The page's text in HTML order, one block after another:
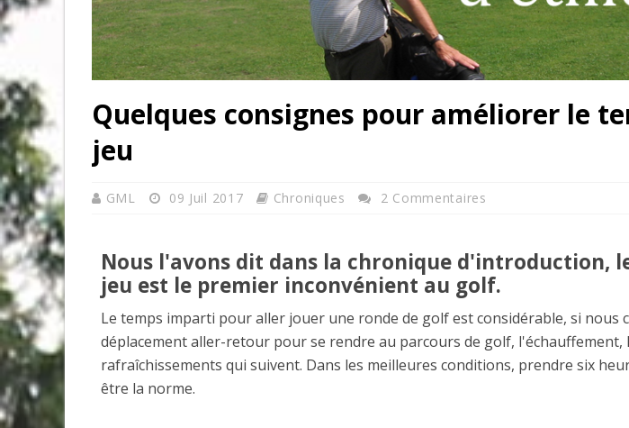
Quelques consignes pour améliorer le
jeu
GML 09 Juil 2017 Chroniques 2 Commentaires
Nous l'avons dit dans la chronique d'introduction,
jeu est le premier inconvénient au golf.
Le temps imparti pour aller jouer une ronde de golf est considérable, si nous
déplacement aller-retour pour se rendre au parcours de golf, l'échauffement,
rafraîchissements qui suivent. Dans les meilleures conditions, prendre six
être la norme.